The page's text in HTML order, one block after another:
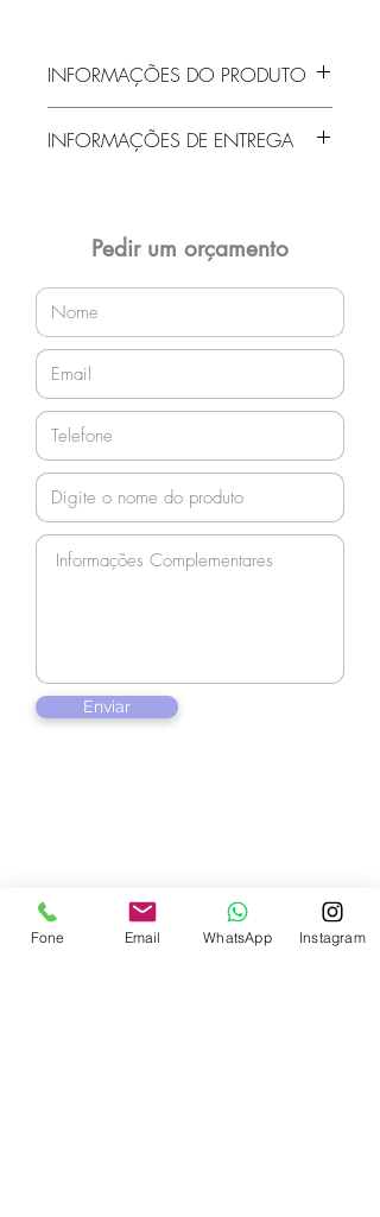
INFORMAÇÕES DO PRODUTO
INFORMAÇÕES DE ENTREGA
orçamento!Pedir um orçamento
Enviar
Contate-nos
Fone Email WhatsApp Instagram